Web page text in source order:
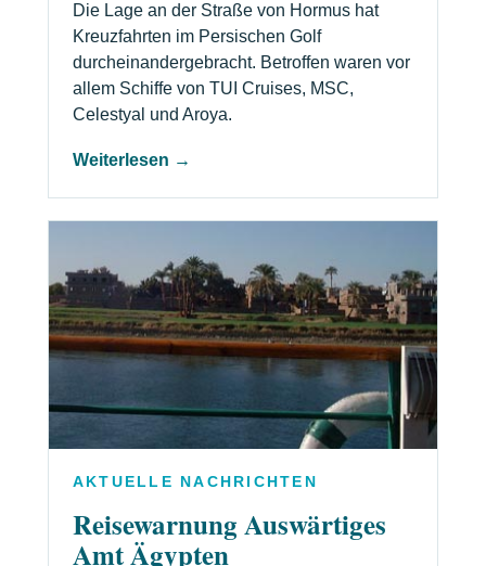
Die Lage an der Straße von Hormus hat
Kreuzfahrten im Persischen Golf
durcheinandergebracht. Betroffen waren vor
allem Schiffe von TUI Cruises, MSC,
Celestyal und Aroya.
Weiterlesen →
AKTUELLE NACHRICHTEN
Reisewarnung Auswärtiges
Amt Ägypten